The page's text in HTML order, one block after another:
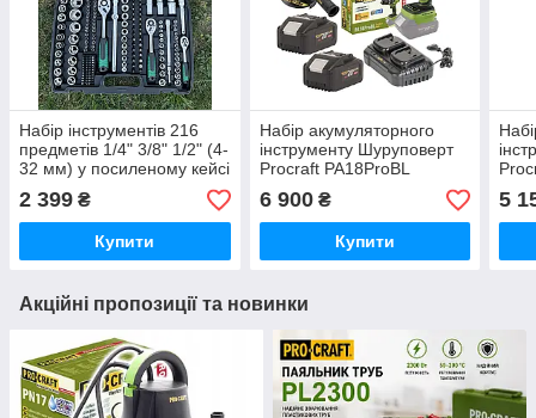
Набір інструментів 216
предметів 1/4" 3/8" 1/2" (4-
32 мм) у посиленому кейсі
2 399 ₴
Купити
Набір акумуляторного
інструменту Шуруповерт
Procraft PA18ProBL
(180Нм) Болгарка Procraft
PGA22 (2акб 8а/г та зп на
2акб)
6 900₴
Купити
5
Акційні пропозиції та новинки